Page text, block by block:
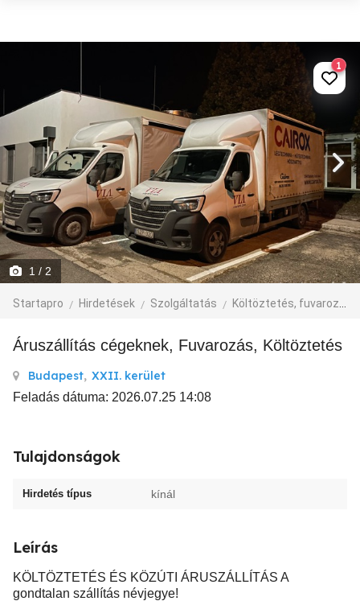
1 / 2
Startapro Hirdetések Szolgáltatás Költöztetés, fuvarozás, járműbérlés
1
Áruszállítás cégeknek, Fuvarozás, Költöztetés
Budapest, XXII. kerület
Feladás dátuma: 2026.07.25 14:08
Tulajdonságok
Hirdetés típus kínál
Leírás
KÖLTÖZTETÉS ÉS KÖZÚTI ÁRUSZÁLLÍTÁS A
gondtalan szállítás névjegye!